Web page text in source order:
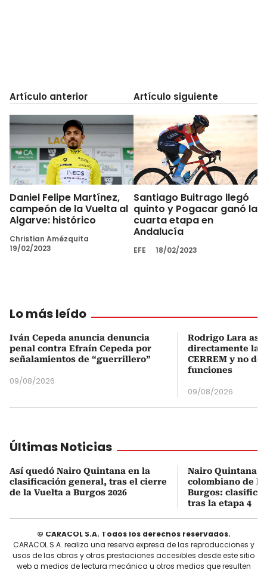
Artículo anterior
Daniel Felipe Martínez,
campeón de la Vuelta al
Algarve: histórico
Christian Amézquita
19/02/2023
Artículo siguiente
Santiago Buitrago llegó
quinto y Pogacar ganó la
cuarta etapa en
Andalucía
EFE 18/02/2023
Lo más leído
Iván Cepeda anuncia denuncia
penal contra Efraín Cepeda por
señalamientos de “guerrillero”
09/08/2026
Rodrigo Lara
directamente la
CERREM y no
funciones
09/08/2026
Últimas Noticias
Así quedó Nairo Quintana en la
clasificación general, tras el cierre
de la Vuelta a Burgos 2026
Nairo Quintana,
colombiano de la
Burgos:
tras la etapa 4
© CARACOL S.A. Todos los derechos reservados.
CARACOL S.A. realiza una reserva expresa de las reproducciones y
usos de las obras y otras prestaciones accesibles desde este sitio
web a medios de lectura mecánica u otros medios que resulten